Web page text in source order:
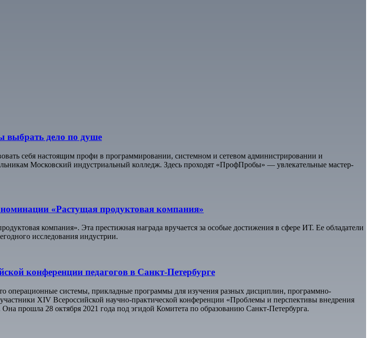
выбрать дело по душе
себя настоящим профи в программировании, системном и сетевом администрировании и
Московский индустриальный колледж. Здесь проходят «ПрофПробы» — увлекательные мастер-
«Растущая продуктовая компания»
компания». Эта престижная награда вручается за особые достижения в сфере ИТ. Ее обладатели
исследования индустрии.
конференции педагогов в Санкт-Петербурге
системы, прикладные программы для изучения разных дисциплин, программно-
XIV Всероссийской научно-практической конференции «Проблемы и перспективы внедрения
прошла 28 октября 2021 года под эгидой Комитета по образованию Санкт-Петербурга.